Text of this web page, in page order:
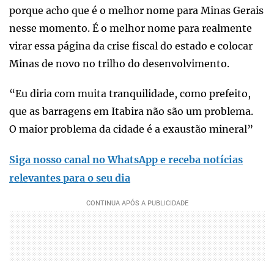
porque acho que é o melhor nome para Minas Gerais
nesse momento. É o melhor nome para realmente
virar essa página da crise fiscal do estado e colocar
Minas de novo no trilho do desenvolvimento.
“Eu diria com muita tranquilidade, como prefeito,
que as barragens em Itabira não são um problema.
O maior problema da cidade é a exaustão mineral”
Siga nosso canal no WhatsApp e receba notícias
relevantes para o seu dia